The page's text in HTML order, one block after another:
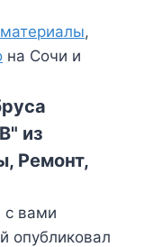
,
на Сочи и
из
Ремонт,
с вами
опубликовал